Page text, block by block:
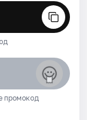
промокод